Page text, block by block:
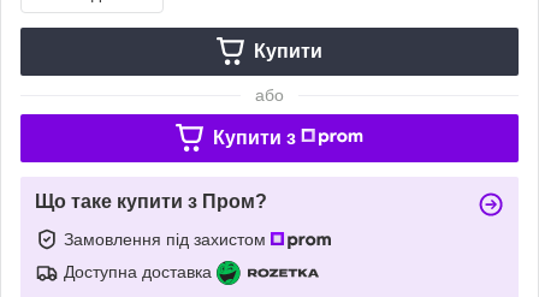
Купити
або
Купити з
Що таке купити з Пром?
Замовлення під захистом
Доступна доставка